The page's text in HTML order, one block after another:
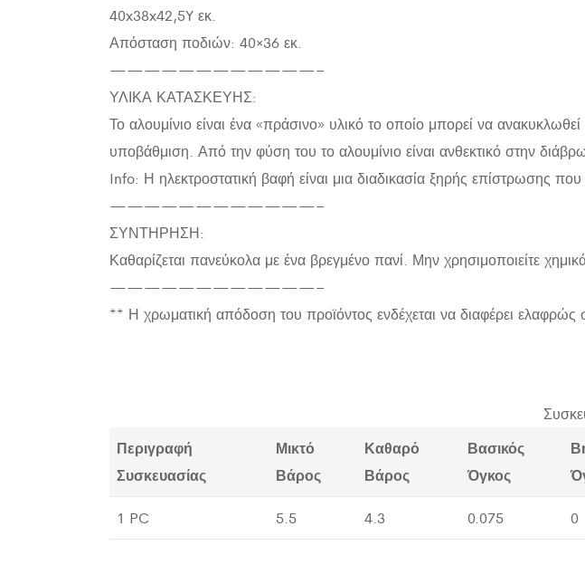
40x38x42,5Y εκ.
Απόσταση ποδιών: 40×36 εκ.
————————————–
ΥΛΙΚΑ ΚΑΤΑΣΚΕΥΗΣ:
Το αλουμίνιο είναι ένα «πράσινο» υλικό το οποίο μπορεί να
υποβάθμιση. Από την φύση του το αλουμίνιο είναι ανθεκτικό στην
Info: Η ηλεκτροστατική βαφή είναι μια διαδικασία ξηρής επίστρωσης που
————————————–
ΣΥΝΤΗΡΗΣΗ:
Καθαρίζεται πανεύκολα με ένα βρεγμένο πανί. Μην χρησιμοποιείτε
————————————–
** Η χρωματική απόδοση του προϊόντος ενδέχεται να διαφέρει
Περιγραφή
Συσκευασίας
Μικτό
Βάρος
Καθαρό
Βάρος
Βασικός
Όγκος
1 PC 5.5 4.3 0.075 0